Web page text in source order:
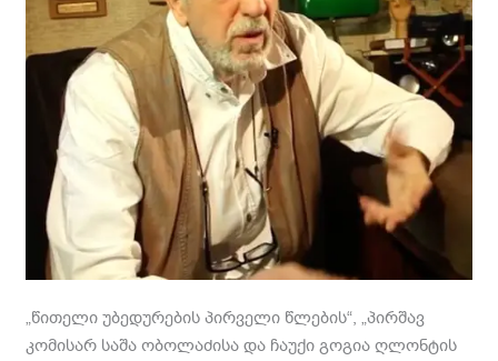
„წითელი უბედურების პირველი წლების“, „პირშავ
კომისარ საშა ობოლაძისა და ჩაუქი გოგია ღლონტის